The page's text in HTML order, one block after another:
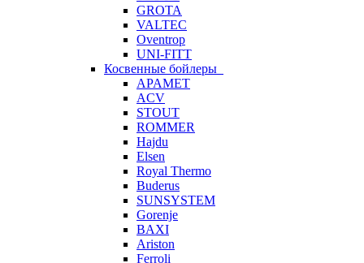
GROTA
VALTEC
Oventrop
UNI-FITT
Косвенные бойлеры
APAMET
ACV
STOUT
ROMMER
Hajdu
Elsen
Royal Thermo
Buderus
SUNSYSTEM
Gorenje
BAXI
Ariston
Ferroli